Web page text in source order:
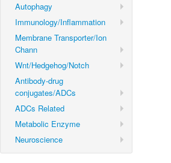
Autophagy
Immunology/Inflammation
Membrane Transporter/Ion
Chann
Wnt/Hedgehog/Notch
Antibody-drug
conjugates/ADCs
ADCs Related
Metabolic Enzyme
Neuroscience